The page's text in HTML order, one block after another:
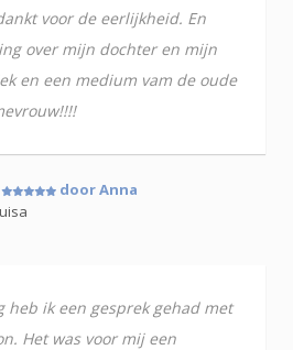
voor de eerlijkheid. En
over mijn dochter en mijn
en een medium vam de oude
door Anna
heb ik een gesprek gehad met
Het was voor mij een